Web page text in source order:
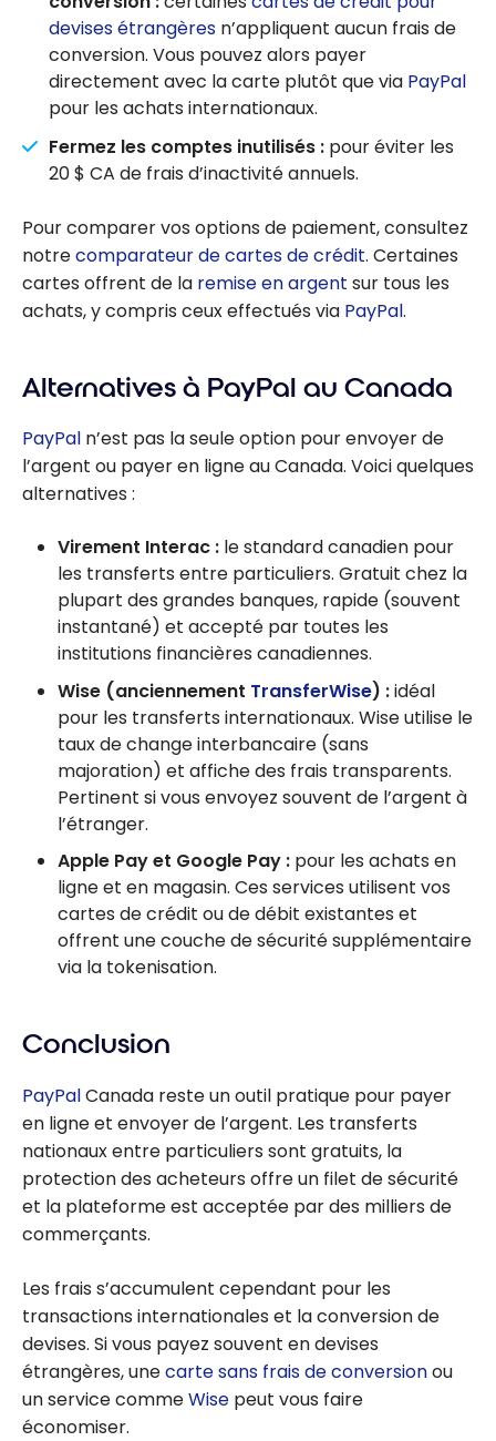
devises étrangères n’appliquent aucun frais de
conversion. Vous pouvez alors payer
directement avec la carte plutôt que via PayPal
pour les achats internationaux.
Fermez les comptes inutilisés : pour éviter les
20 $ CA de frais d’inactivité annuels.
Pour comparer vos options de paiement, consultez
notrecomparateur de cartes de crédit. Certaines
cartes offrent de la remise en argent sur tous les
achats, y compris ceux effectués via PayPal.
Alternatives à PayPal au Canada
PayPal n’est pas la seule option pour envoyer de
l’argent ou payer en ligne au Canada. Voici quelques
alternatives :
Virement Interac : le standard canadien pour
les transferts entre particuliers. Gratuit chez la
plupart des grandes banques, rapide (souvent
instantané) et accepté par toutes les
institutions financières canadiennes.
Wise (anciennement TransferWise) :idéal
pour les transferts internationaux. Wise utilise le
taux de change interbancaire (sans
majoration) et affiche des frais transparents.
Pertinent si vous envoyez souvent de l’argent à
l’étranger.
Apple Pay et Google Pay : pour les achats en
ligne et en magasin. Ces services utilisent vos
cartes de crédit ou de débit existantes et
offrent une couche de sécurité supplémentaire
via la tokenisation.
Conclusion
PayPalCanada reste un outil pratique pour payer
en ligne et envoyer de l’argent. Les transferts
nationaux entre particuliers sont gratuits, la
protection des acheteurs offre un filet de sécurité
et la plateforme est acceptée par des milliers de
commerçants.
Les frais s’accumulent cependant pour les
transactions internationales et la conversion de
devises. Si vous payez souvent en devises
étrangères, unecarte sans frais de conversionou
un service commeWise peut vous faire
économiser.